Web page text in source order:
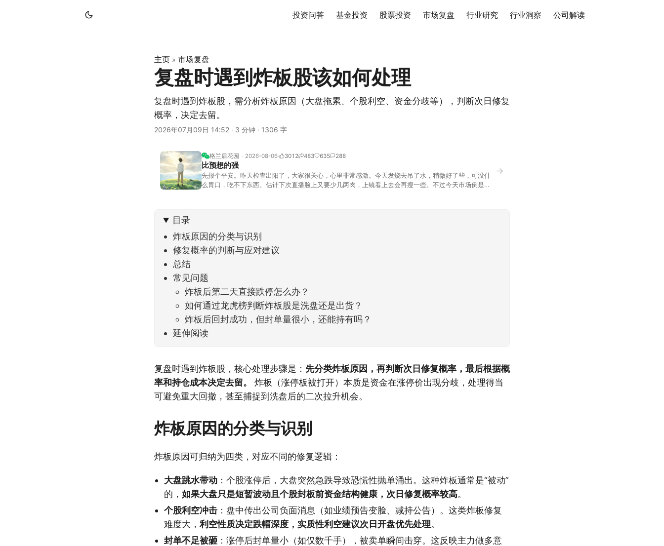
投资问答 基金投资 股票投资 市场复盘 行业研究 行业洞察 公司解读
主页 » 市场复盘
复盘时遇到炸板股该如何处理
复盘时遇到炸板股，需分析炸板原因（大盘拖累、个股利空、资金分歧等），判断次日修复
概率，决定去留。
2026年07月09日 14:52 · 3 分钟 · 1306 字
格兰后花园 2026-08-06 3012 483 635 288
比预想的强
先报个平安。昨天检查出阳了，大家很关心，心里非常感激。今天发烧去吊了水，稍微好了些，可没什
么胃口，吃不下东西。估计下次直播脸上又要少几两肉，上镜看上去会再瘦一些。不过今天市场倒是蛮
→
目录
炸板原因的分类与识别
修复概率的判断与应对建议
总结
常见问题
炸板后第二天直接跌停怎么办？
如何通过龙虎榜判断炸板股是洗盘还是出货？
炸板后回封成功，但封单量很小，还能持有吗？
延伸阅读
复盘时遇到炸板股，核心处理步骤是： 先分类炸板原因，再判断次日修复概率，最后根据概
率和持仓成本决定去留。
炸板（涨停板被打开）本质是资金在涨停价出现分歧，处理得当
可避免重大回撤，甚至捕捉到洗盘后的二次拉升机会。
炸板原因的分类与识别
炸板原因可归纳为四类，对应不同的修复逻辑：
大盘跳水带动 ：个股涨停后，大盘突然急跌导致恐慌性抛单涌出。这种炸板通常是“被动”
的， 如果大盘只是短暂波动且个股封板前资金结构健康，次日修复概率较高。
个股利空冲击 ：盘中传出公司负面消息（如业绩预告变脸、减持公告）。这类炸板修复
难度大， 利空性质决定跌幅深度，实质性利空建议次日开盘优先处理。
封单不足被砸 ：涨停后封单量小（如仅数千手），被卖单瞬间击穿。这反映主力做多意